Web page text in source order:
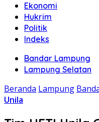
Ekonomi
Hukrim
Politik
Indeks
Bandar Lampung
Lampung Selatan
Beranda Lampung
Unila